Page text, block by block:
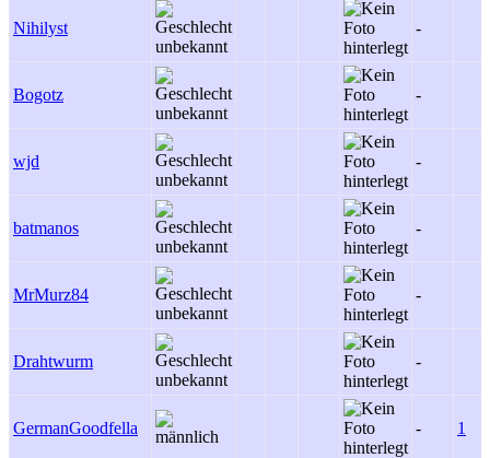
Nihilyst -
Bogotz -
wjd -
batmanos -
MrMurz84 -
Drahtwurm -
GermanGoodfella - 1